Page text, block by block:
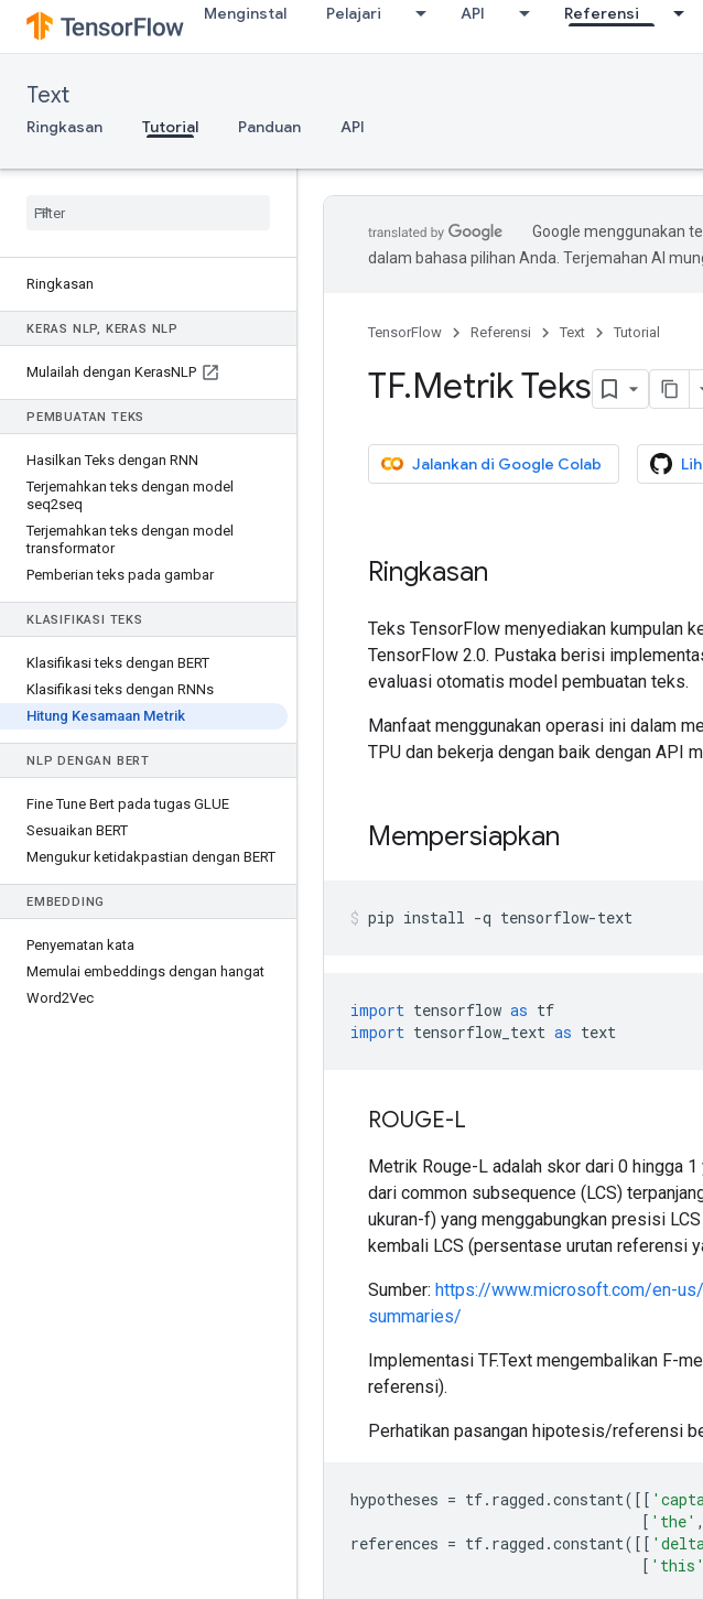
Menginstal Pelajari API Referensi
Text
Ringkasan Tutorial Panduan API
Ringkasan
KERAS NLP, KERAS NLP
Mulailah dengan KerasNLP
PEMBUATAN TEKS
Hasilkan Teks dengan RNN
Terjemahkan teks dengan model
seq2seq
Terjemahkan teks dengan model
transformator
Pemberian teks pada gambar
KLASIFIKASI TEKS
Klasifikasi teks dengan BERT
Klasifikasi teks dengan RNNs
Hitung Kesamaan Metrik
NLP DENGAN BERT
Fine Tune Bert pada tugas GLUE
Sesuaikan BERT
Mengukur ketidakpastian dengan BERT
EMBEDDING
Penyematan kata
Memulai embeddings dengan hangat
Word2Vec
Google menggunakan
dalam bahasa pilihan Anda. Terjemahan AI
TensorFlow Referensi Text Tutorial
TF.Metrik Teks
Jalankan di Google Colab
Ringkasan
Teks TensorFlow menyediakan kumpulan
TensorFlow 2.0. Pustaka berisi
evaluasi otomatis model pembuatan teks.
Manfaat menggunakan operasi ini dalam
TPU dan bekerja dengan baik dengan API
Mempersiapkan
pip install -q tensorflow-text
import tensorflow as tf
import tensorflow_text as text
ROUGE-L
Metrik Rouge-L adalah skor dari 0 hingga
dari common subsequence (LCS)
ukuran-f) yang menggabungkan presisi
kembali LCS (persentase urutan referensi
Sumber: https://www.microsoft.com/en-
summaries/
Implementasi TF.Text mengembalikan F-
referensi).
Perhatikan pasangan hipotesis/referensi
hypotheses = tf. ragged .constant([[
[ 'the' ,
references = tf. ragged .constant([[
[ 'this'